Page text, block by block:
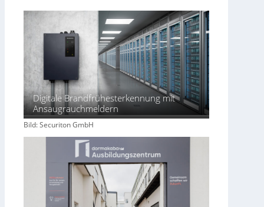
w
s
c
h
t
Digitale Brandfrühesterkennung mit
Ansaugrauchmeldern
Bild: Securiton GmbH